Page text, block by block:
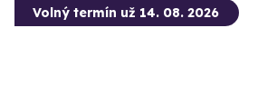
Volný termín už 14. 08. 2026